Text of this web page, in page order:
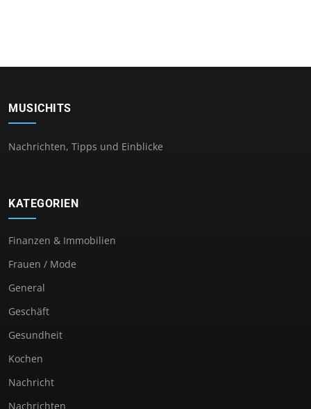
MUSICHITS
Nachrichten, Tipps und Einblicke
KATEGORIEN
Finanzen & Immobilien
Frauen / Mode
General
Geschäft
Gesundheit
Kochen
Nachricht
Nachrichten